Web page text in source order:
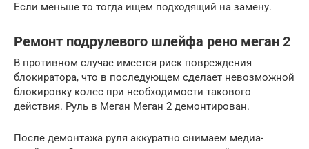
Если меньше то тогда ищем подходящий на замену.
Ремонт подрулевого шлейфа рено меган 2
В противном случае имеется риск повреждения
блокиратора, что в последующем сделает невозможной
блокировку колес при необходимости такового
действия. Руль в Меган Меган 2 демонтирован.
После демонтажа руля аккуратно снимаем медиа-